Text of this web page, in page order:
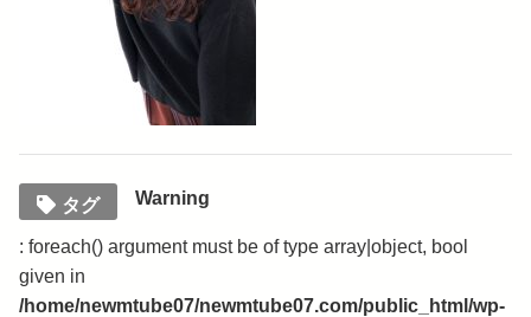
タグ Warning
: foreach() argument must be of type array|object, bool
given in
/home/newmtube07/newmtube07.com/public_html/wp-